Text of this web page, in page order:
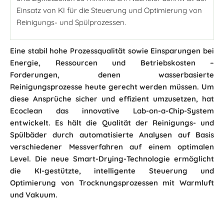
Einsatz von KI für die Steuerung und Optimierung von
Reinigungs- und Spülprozessen.
Eine stabil hohe Prozessqualität sowie Einsparungen bei
Energie, Ressourcen und Betriebskosten –
Forderungen, denen wasserbasierte
Reinigungsprozesse heute gerecht werden müssen. Um
diese Ansprüche sicher und effizient umzusetzen, hat
Ecoclean das innovative Lab-on-a-Chip-System
entwickelt. Es hält die Qualität der Reinigungs- und
Spülbäder durch automatisierte Analysen auf Basis
verschiedener Messverfahren auf einem optimalen
Level. Die neue Smart-Drying-Technologie ermöglicht
die KI-gestützte, intelligente Steuerung und
Optimierung von Trocknungsprozessen mit Warmluft
und Vakuum.